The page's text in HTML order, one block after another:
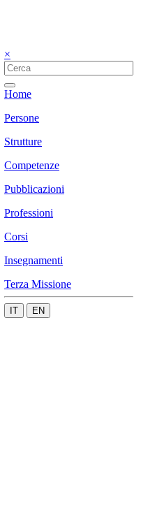
×
Home
Persone
Strutture
Competenze
Pubblicazioni
Professioni
Corsi
Insegnamenti
Terza Missione
IT EN